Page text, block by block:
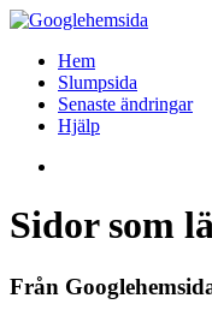
Hem
Slumpsida
Senaste ändringar
Hjälp
Sidor som
Från